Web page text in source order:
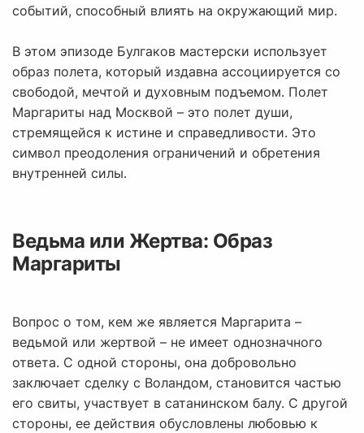
событий, способный влиять на окружающий мир.
В этом эпизоде Булгаков мастерски использует
образ полета, который издавна ассоциируется со
свободой, мечтой и духовным подъемом. Полет
Маргариты над Москвой – это полет души,
стремящейся к истине и справедливости. Это
символ преодоления ограничений и обретения
внутренней силы.
Ведьма или Жертва: Образ
Маргариты
Вопрос о том, кем же является Маргарита –
ведьмой или жертвой – не имеет однозначного
ответа. С одной стороны, она добровольно
заключает сделку с Воландом, становится частью
его свиты, участвует в сатанинском балу. С другой
стороны, ее действия обусловлены любовью к